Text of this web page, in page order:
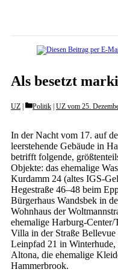
Als besetzt
UZ Categories
Politik UZ vom 25.
In der Nacht vom 17. auf
leerstehende Gebäude in
betrifft folgende,
Objekte: das ehemalige
Kurdamm 24 (altes IGS-
Hegestraße 46–48 beim
Bürgerhaus Wandsbek in
Wohnhaus der
ehemalige Harburg-
Villa in der Straße
Leinpfad 21 in Winterhude,
Altona, die ehemalige
Hammerbrook.